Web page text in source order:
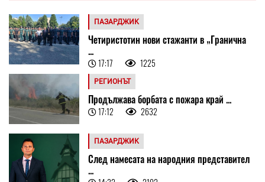
ПАЗАРДЖИК
Четиристотин нови стажанти в „Гранична
...
17:17 1225
РЕГИОНЪТ
Продължава борбата с пожара край ...
17:12 2632
ПАЗАРДЖИК
След намесата на народния представител
...